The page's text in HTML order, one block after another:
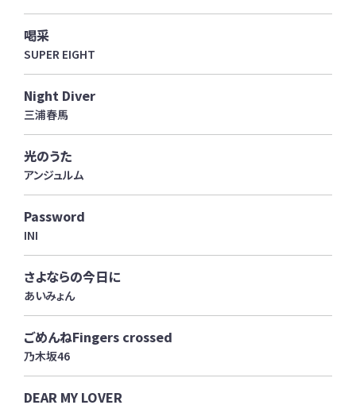
喝采
SUPER EIGHT
Night Diver
三浦春馬
光のうた
アンジュルム
Password
INI
さよならの今日に
あいみょん
ごめんねFingers crossed
乃木坂46
DEAR MY LOVER